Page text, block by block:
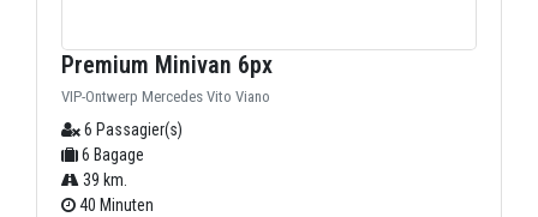
Premium Minivan 6px
VIP-Ontwerp Mercedes Vito Viano
6 Passagier(s)
6 Bagage
39 km.
40 Minuten